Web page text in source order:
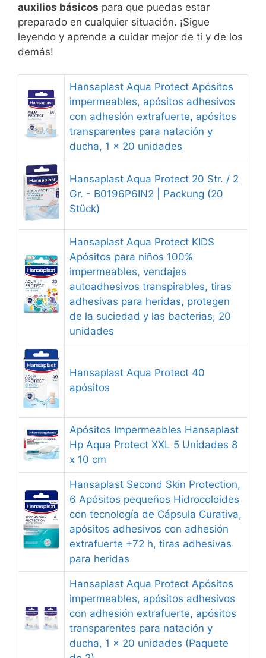
auxilios básicos para que puedas estar
preparado en cualquier situación. ¡Sigue
leyendo y aprende a cuidar mejor de ti y de los
demás!
Hansaplast Aqua Protect Apósitos
impermeables, apósitos adhesivos
con adhesión extrafuerte, apósitos
transparentes para natación y
ducha, 1 x 20 unidades
Hansaplast Aqua Protect 20 Str. / 2
Gr. - B0196P6IN2 | Packung (20
Stück)
Hansaplast Aqua Protect KIDS
Apósitos para niños 100%
impermeables, vendajes
autoadhesivos transpirables, tiras
adhesivas para heridas, protegen
de la suciedad y las bacterias, 20
unidades
Hansaplast Aqua Protect 40
apósitos
Apósitos Impermeables Hansaplast
Hp Aqua Protect XXL 5 Unidades 8
x 10 cm
Hansaplast Second Skin Protection,
6 Apósitos pequeños Hidrocoloides
con tecnología de Cápsula Curativa,
apósitos adhesivos con adhesión
extrafuerte +72 h, tiras adhesivas
para heridas
Hansaplast Aqua Protect Apósitos
impermeables, apósitos adhesivos
con adhesión extrafuerte, apósitos
transparentes para natación y
ducha, 1 x 20 unidades (Paquete